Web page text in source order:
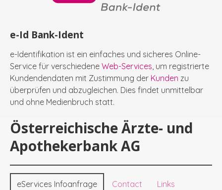
e-Id Bank-Ident
e-Identifikation ist ein einfaches und sicheres Online-
Service für verschiedene Web-Services, um registrierte
Kundendendaten mit Zustimmung der Kunden zu
überprüfen und abzugleichen. Dies findet unmittelbar
und ohne Medienbruch statt.
Österreichische Ärzte- und
Apothekerbank AG
eServices Infoanfrage Contact Links